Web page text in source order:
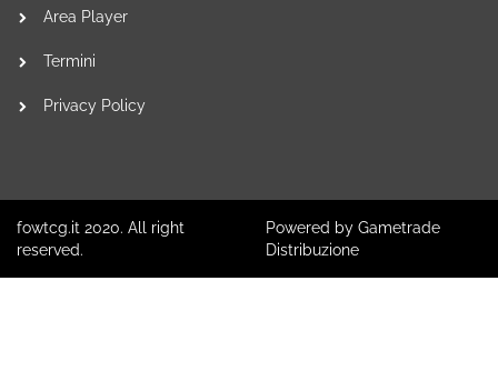
Area Player
Termini
Privacy Policy
fowtcg.it 2020. All right
reserved.
Powered by Gametrade
Distribuzione